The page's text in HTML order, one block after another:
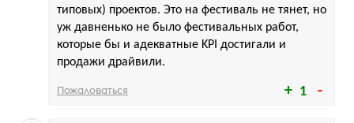
1
типовых) проектов. Это на фестиваль не тянет, но
уж давненько не было фестивальных работ,
которые бы и адекватные KPI достигали и
продажи драйвили.
Пожаловаться